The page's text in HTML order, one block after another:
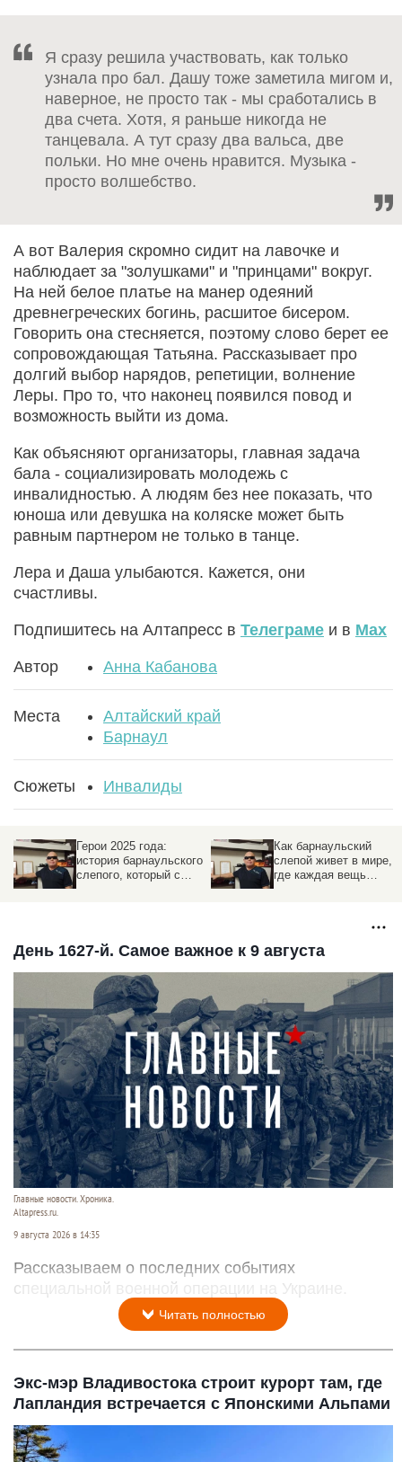
Я сразу решила участвовать, как только
узнала про бал. Дашу тоже заметила мигом и,
наверное, не просто так - мы сработались в
два счета. Хотя, я раньше никогда не
танцевала. А тут сразу два вальса, две
польки. Но мне очень нравится. Музыка -
просто волшебство.
А вот Валерия скромно сидит на лавочке и
наблюдает за "золушками" и "принцами" вокруг.
На ней белое платье на манер одеяний
древнегреческих богинь, расшитое бисером.
Говорить она стесняется, поэтому слово берет ее
сопровождающая Татьяна. Рассказывает про
долгий выбор нарядов, репетиции, волнение
Леры. Про то, что наконец появился повод и
возможность выйти из дома.
Как объясняют организаторы, главная задача
бала - социализировать молодежь с
инвалидностью. А людям без нее показать, что
юноша или девушка на коляске может быть
равным партнером не только в танце.
Лера и Даша улыбаются. Кажется, они
счастливы.
Подпишитесь на Алтапресс в Телеграме и в Max
Автор Анна Кабанова
Места
Алтайский край
Барнаул
Сюжеты Инвалиды
Герои 2025 года:
история барнаульского
слепого, который с
Как барнаульский
слепой живет в мире,
где каждая вещь
День 1627-й. Самое важное к 9 августа
Главные новости. Хроника.
Altapress.ru.
9 августа 2026 в 14:35
Рассказываем о последних событиях
специальной военной операции на Украине.
Читать полностью
Экс-мэр Владивостока строит курорт там, где
Лапландия встречается с Японскими Альпами